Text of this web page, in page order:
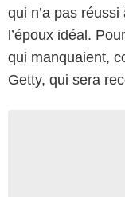
qui n’a pas
l’époux idéal.
qui manquaient,
Getty, qui sera